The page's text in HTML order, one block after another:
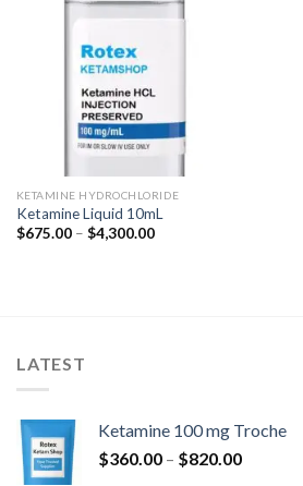
Add to
wishlist
KETAMINE HYDROCHLORIDE
Ketamine Liquid 10mL
$675.00 – $4,300.00Hinnavahemik:
LATEST
Ketamine 100 mg Troche
$360.00 – $820.00